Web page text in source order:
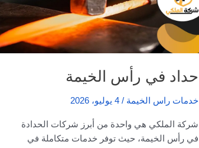
حداد في رأس الخيمة
خدمات راس الخيمة /4 يوليو، 2026
شركة الملكي هي واحدة من أبرز شركات الحدادة
في رأس الخيمة، حيث توفر خدمات متكاملة في